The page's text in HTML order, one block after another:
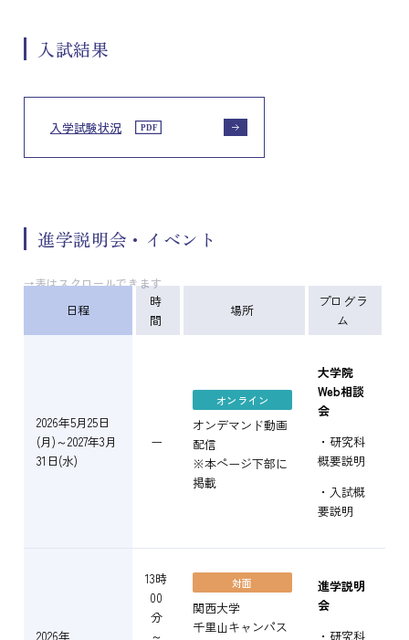
入試結果
入学試験状況
進学説明会・イベント
→表はスクロールできます
日程
時
間
場所
プログラ
ム
2026年5月25日
(月)～2027年3月
31日(水)
ー
オンライン
オンデマンド動画
配信
※本ページ下部に
掲載
大学院
Web相談
会
・研究科
概要説明
・入試概
要説明
2026年
13時
00
分
～
対面
関西大学
千里山キャンパス
進学説明
会
・研究科